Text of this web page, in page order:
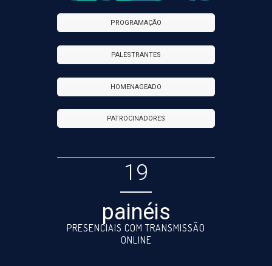
PROGRAMAÇÃO
PALESTRANTES
HOMENAGEADO
PATROCINADORES
19
painéis
PRESENCIAIS COM TRANSMISSÃO
ONLINE